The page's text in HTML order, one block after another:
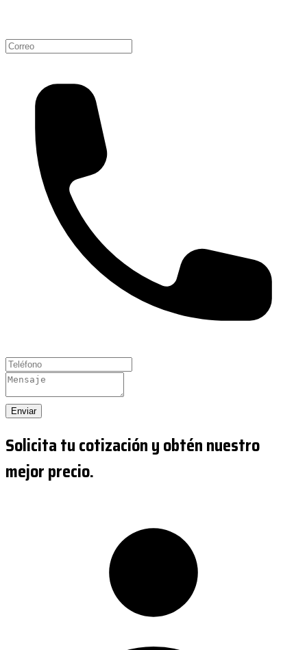
Enviar
Solicita tu cotización y obtén nuestro
mejor precio.